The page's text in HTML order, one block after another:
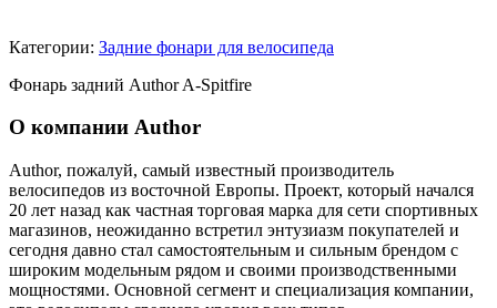
Категории: Задние фонари для велосипеда
Фонарь задний Author A-Spitfire
О компании Author
Author, пожалуй, самый известный производитель
велосипедов из восточной Европы. Проект, который начался
20 лет назад как частная торговая марка для сети спортивных
магазинов, неожиданно встретил энтузиазм покупателей и
сегодня давно стал самостоятельным и сильным брендом с
широким модельным рядом и своими производственными
мощностями. Основной сегмент и специализация компании,